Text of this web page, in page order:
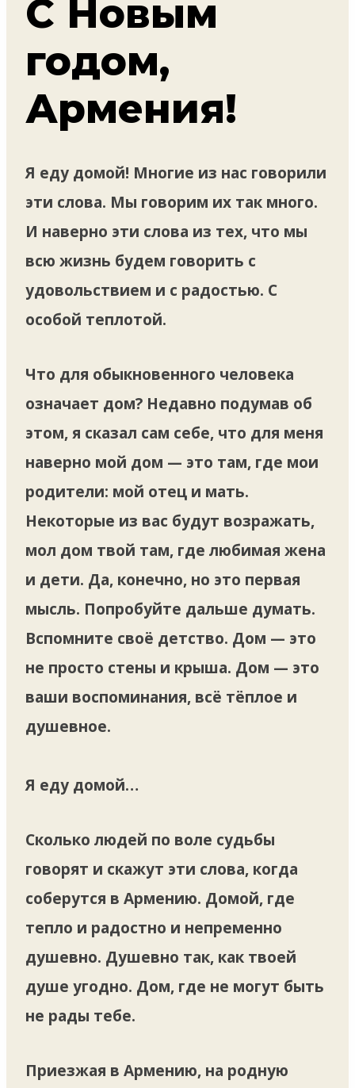
С Новым
годом,
Армения!
Я еду домой! Многие из нас говорили
эти слова. Мы говорим их так много.
И наверно эти слова из тех, что мы
всю жизнь будем говорить с
удовольствием и с радостью. С
особой теплотой.
Что для обыкновенного человека
означает дом? Недавно подумав об
этом, я сказал сам себе, что для меня
наверно мой дом — это там, где мои
родители: мой отец и мать.
Некоторые из вас будут возражать,
мол дом твой там, где любимая жена
и дети. Да, конечно, но это первая
мысль. Попробуйте дальше думать.
Вспомните своё детство. Дом — это
не просто стены и крыша. Дом — это
ваши воспоминания, всё тёплое и
душевное.
Я еду домой…
Сколько людей по воле судьбы
говорят и скажут эти слова, когда
соберутся в Армению. Домой, где
тепло и радостно и непременно
душевно. Душевно так, как твоей
душе угодно. Дом, где не могут быть
не рады тебе.
Приезжая в Армению, на родную